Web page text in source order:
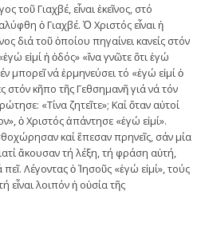
τοῦ Γιαχβέ, εἶναι ἐκεῖνος, στό
ὁ Γιαχβέ. Ὁ Χριστός εἶναι ἡ
διά τοῦ ὁποίου πηγαίνει κανείς στόν
εἰμί ἡ ὁδός» «ἵνα γνῶτε ὅτι ἐγώ
μπορεῖ νά ἑρμηνεύσει τό «ἐγώ εἰμί ὁ
στόν κῆπο τῆς Γεθσημανῆ γιά νά τόν
«Τίνα ζητεῖτε»; Καί ὅταν αὐτοί
ὁ Χριστός ἀπάντησε «ἐγώ εἰμί».
καί ἔπεσαν πρηνεῖς, σάν μία
ἄκουσαν τή λέξη, τή φράση αὐτή,
Λέγοντας ὁ Ἰησοῦς «ἐγώ εἰμί», τούς
εἶναι λοιπόν ἡ οὐσία τῆς